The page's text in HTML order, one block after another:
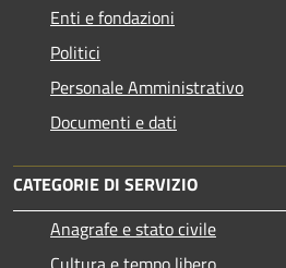
Enti e fondazioni
Politici
Personale Amministrativo
Documenti e dati
CATEGORIE DI SERVIZIO
Anagrafe e stato civile